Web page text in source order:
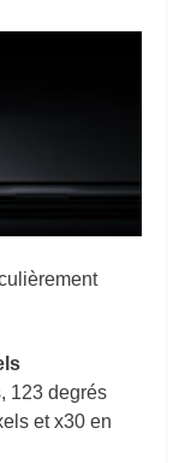
123 degrés
et x30 en